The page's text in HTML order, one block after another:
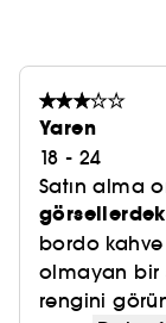
Yaren
18 - 24
Satın alma
bordo
olmayan bir
rengini